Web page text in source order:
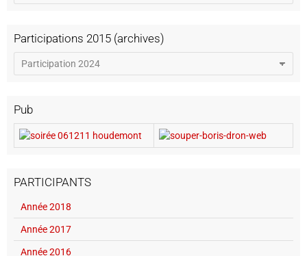
Participations 2015 (archives)
Pub
PARTICIPANTS
Année 2018
Année 2017
Année 2016